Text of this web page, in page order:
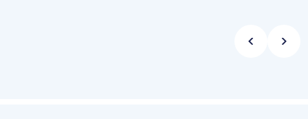
Стрелка